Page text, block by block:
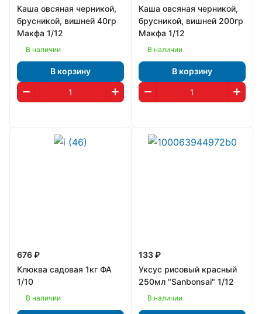
Каша овсяная черникой,
брусникой, вишней 40гр
Макфа 1/12
В наличии
В корзину
Каша овсяная черникой,
брусникой, вишней 200гр
Макфа 1/12
В наличии
В корзину
676 ₽
Клюква садовая 1кг ФА
1/10
В наличии
133 ₽
Уксус рисовый красный
250мл "Sanbonsai" 1/12
В наличии